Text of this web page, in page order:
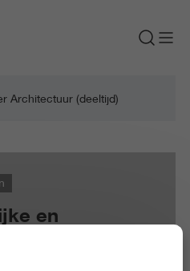
Architectuur (deeltijd)
en
willen